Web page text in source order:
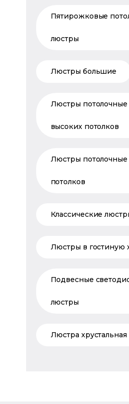
Пятирожковые
люстры
Люстры большие
Люстры потолочные
высоких потолков
Люстры потолочные
потолков
Классические
Люстры в гостиную
Подвесные
люстры
Люстра